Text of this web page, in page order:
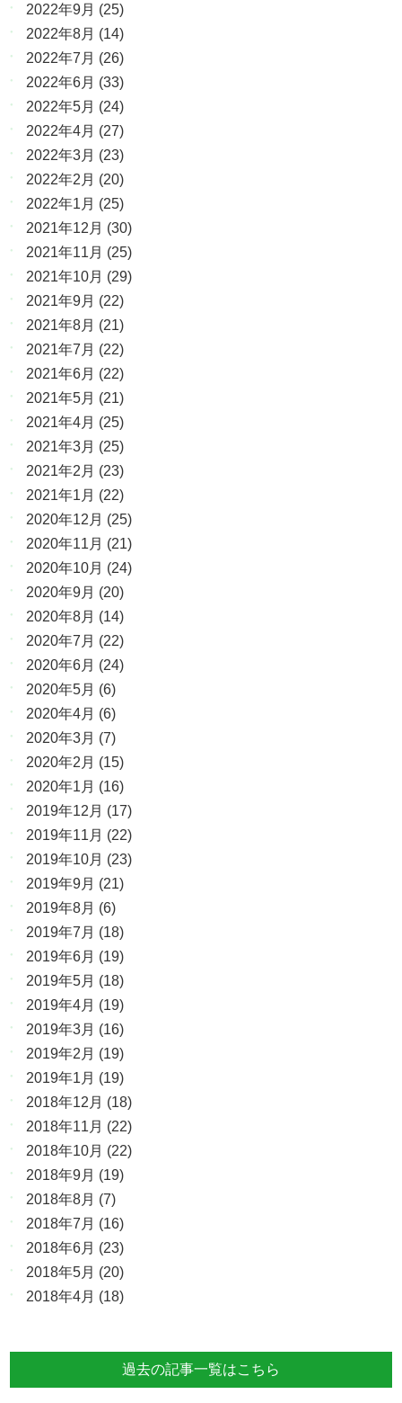
2022年9月 (25)
2022年8月 (14)
2022年7月 (26)
2022年6月 (33)
2022年5月 (24)
2022年4月 (27)
2022年3月 (23)
2022年2月 (20)
2022年1月 (25)
2021年12月 (30)
2021年11月 (25)
2021年10月 (29)
2021年9月 (22)
2021年8月 (21)
2021年7月 (22)
2021年6月 (22)
2021年5月 (21)
2021年4月 (25)
2021年3月 (25)
2021年2月 (23)
2021年1月 (22)
2020年12月 (25)
2020年11月 (21)
2020年10月 (24)
2020年9月 (20)
2020年8月 (14)
2020年7月 (22)
2020年6月 (24)
2020年5月 (6)
2020年4月 (6)
2020年3月 (7)
2020年2月 (15)
2020年1月 (16)
2019年12月 (17)
2019年11月 (22)
2019年10月 (23)
2019年9月 (21)
2019年8月 (6)
2019年7月 (18)
2019年6月 (19)
2019年5月 (18)
2019年4月 (19)
2019年3月 (16)
2019年2月 (19)
2019年1月 (19)
2018年12月 (18)
2018年11月 (22)
2018年10月 (22)
2018年9月 (19)
2018年8月 (7)
2018年7月 (16)
2018年6月 (23)
2018年5月 (20)
2018年4月 (18)
過去の記事一覧はこちら